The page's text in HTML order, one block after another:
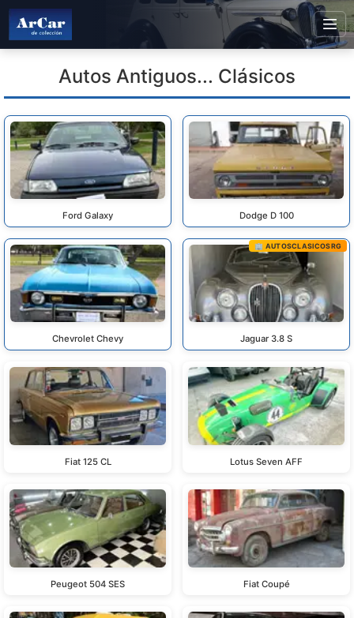
Autos Antiguos... Clásicos
Ford Galaxy Dodge D 100
Chevrolet Chevy
🏢 AUTOSCLASICOSRG
Jaguar 3.8 S
Fiat 125 CL Lotus Seven AFF
Peugeot 504 SES Fiat Coupé